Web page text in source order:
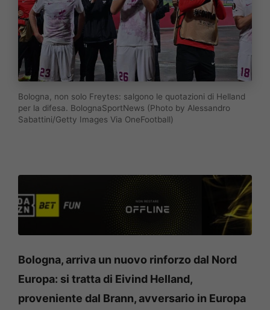
Bologna, non solo Freytes: salgono le quotazioni di Helland
per la difesa. BolognaSportNews (Photo by Alessandro
Sabattini/Getty Images Via OneFootball)
Bologna, arriva un nuovo rinforzo dal Nord
Europa: si tratta di Eivind Helland,
proveniente dal Brann, avversario in Europa